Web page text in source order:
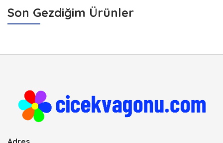
Son Gezdiğim Ürünler